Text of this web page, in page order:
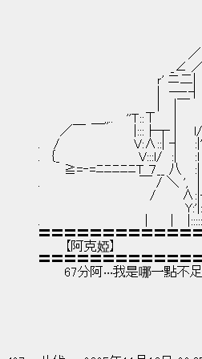
八 八　 　
＼／⌒＼j
(⌒｛:::::::::::::::
,　　´￣￣￣
／　　　　　　
_∠ ／　　　　　
ｒ' ニ二|　　　/　
|　―‐┤　　　　
｜　|￣　 |　｜ 　 　
＿,,..　 ''Ｔ::Т 　 |　 　 |　
／￣　 　　　　|:::├┬ | 　 l/|　
. 　/　　　　　 　 　 V:∧::| ┤　 :|'
.　｛_　　　　　　　 　 V:::l/　:|
≧=‐=ﾆﾆﾆﾆﾆＴ ７__ 八　 :| 、
.　　 　 　 　 　 　 　 ￣ / ＼
/　 　 ∧:|-｛￣
Y:'|::人＿__人_人
.　　　　　　　 　 　 　 |　　｜　
〓〓〓〓〓〓〓〓〓〓〓〓
【阿克婭】
〓〓〓〓〓〓〓〓〓〓〓〓
67分阿‧‧‧我是哪一點不